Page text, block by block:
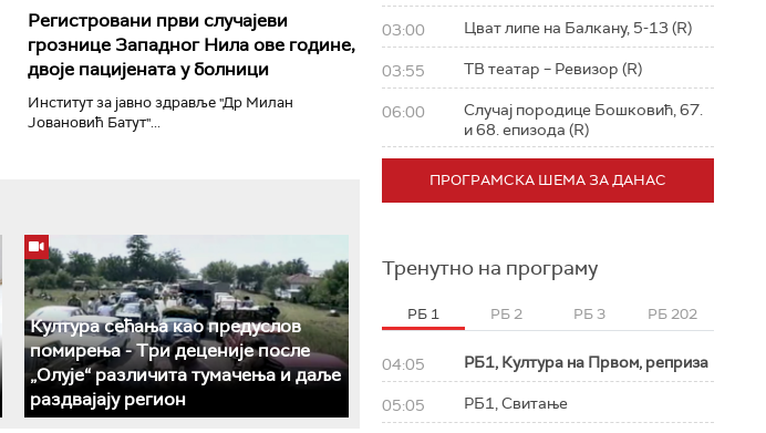
Регистровани први случајеви
грознице Западног Нила ове године,
двоје пацијената у болници
Институт за јавно здравље "Др Милан
Јовановић Батут"...
Култура сећања као предуслов
помирења ­- Три деценије после
„Олује“ различита тумачења и даље
раздвајају регион
03:00 Цват липе на Балкану, 5-13 (R)
03:55 ТВ театар – Ревизор (R)
06:00
Случај породице Бошковић, 67.
и 68. епизода (R)
ПРОГРАМСКА ШЕМА ЗА ДАНАС
Тренутно на програму
РБ 1 РБ 2 РБ 3 РБ 202
04:05 РБ1, Култура на Првом, реприза
05:05 РБ1, Свитање